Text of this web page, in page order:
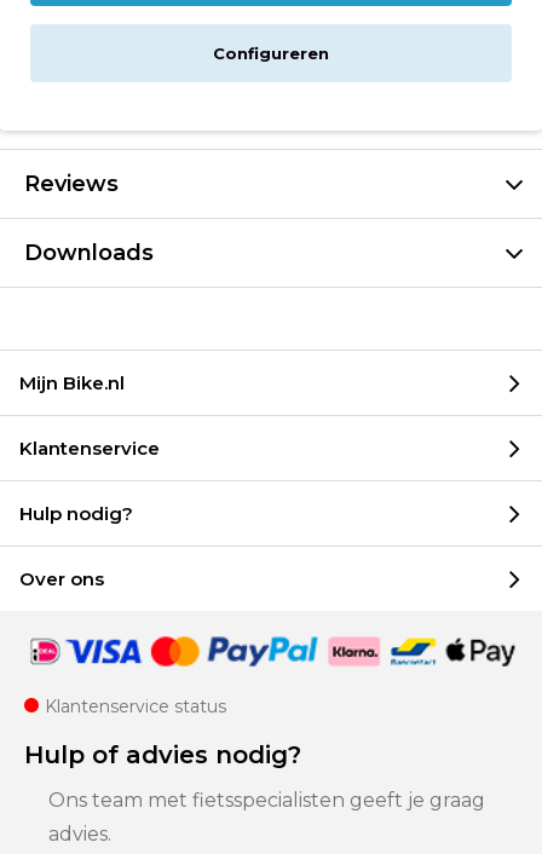
Reviews
Downloads
Mijn Bike.nl
Klantenservice
Hulp nodig?
Over ons
Klantenservice status
Hulp of advies nodig?
Ons team met fietsspecialisten geeft je graag
advies.
Configureren